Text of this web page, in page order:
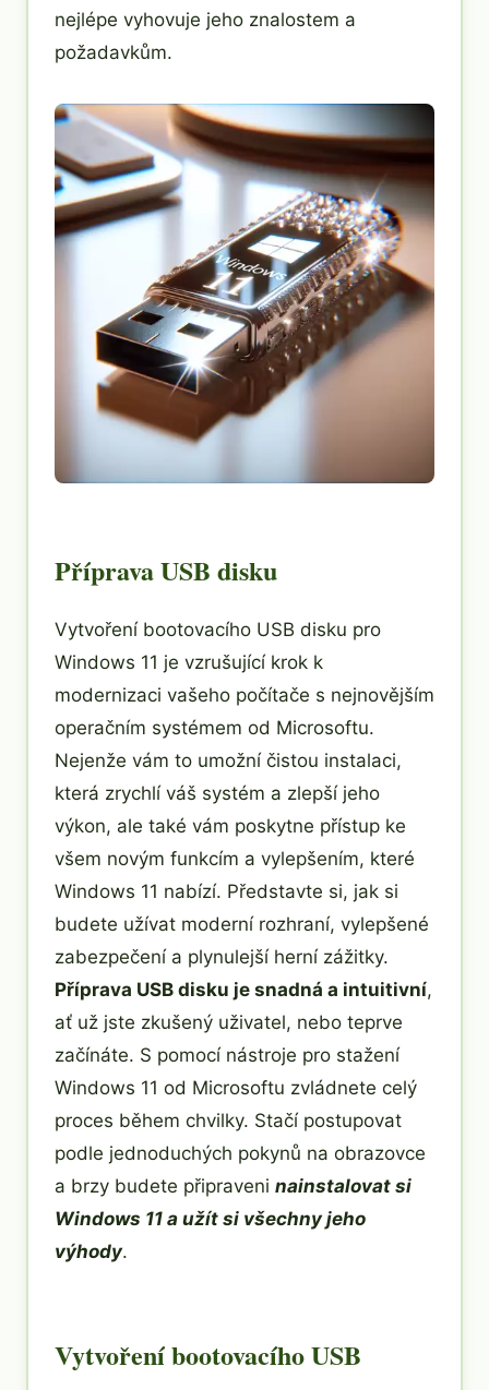
nejlépe vyhovuje jeho znalostem a
požadavkům.
Příprava USB disku
Vytvoření bootovacího USB disku pro
Windows 11 je vzrušující krok k
modernizaci vašeho počítače s nejnovějším
operačním systémem od Microsoftu.
Nejenže vám to umožní čistou instalaci,
která zrychlí váš systém a zlepší jeho
výkon, ale také vám poskytne přístup ke
všem novým funkcím a vylepšením, které
Windows 11 nabízí. Představte si, jak si
budete užívat moderní rozhraní, vylepšené
zabezpečení a plynulejší herní zážitky.
Příprava USB disku je snadná a intuitivní,
ať už jste zkušený uživatel, nebo teprve
začínáte. S pomocí nástroje pro stažení
Windows 11 od Microsoftu zvládnete celý
proces během chvilky. Stačí postupovat
podle jednoduchých pokynů na obrazovce
a brzy budete připraveni nainstalovat si
Windows 11 a užít si všechny jeho
výhody.
Vytvoření bootovacího USB